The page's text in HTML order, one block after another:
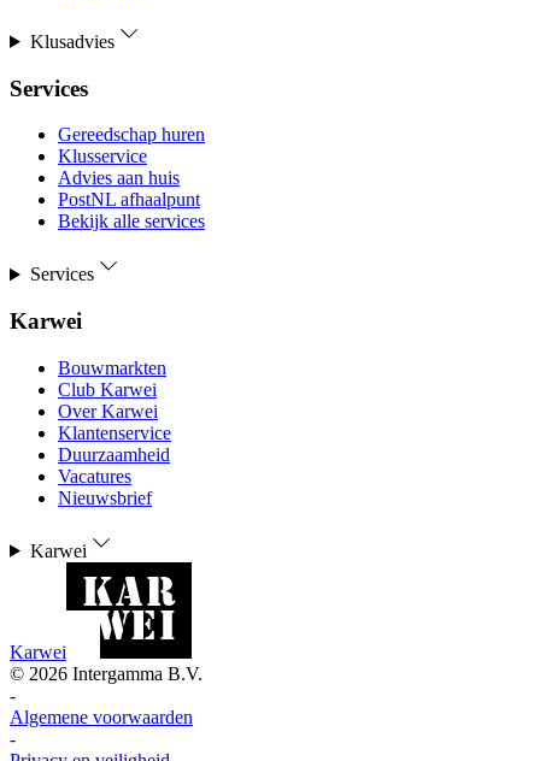
Klusadvies
Services
Gereedschap huren
Klusservice
Advies aan huis
PostNL afhaalpunt
Bekijk alle services
Services
Karwei
Bouwmarkten
Club Karwei
Over Karwei
Klantenservice
Duurzaamheid
Vacatures
Nieuwsbrief
Karwei
Karwei
© 2026 Intergamma B.V.
-
Algemene voorwaarden
-